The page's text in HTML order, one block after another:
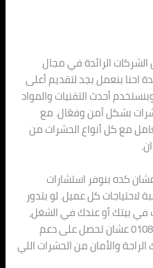
الرائدة في مجال
احنا بنعمل بجد لتقديم أعلى
أحدث التقنيات والمواد
بشكل آمن وفعّال. مع
مع كل أنواع الحشرات من
عشان كده بنوفر استشارات
لاحتياجات كل عميل. لو بتدور
في بيتك أو عندك في الشغل،
ماتترددش اتصل بينا على 01080892037 عشان تحصل على دعم
والأمان من الحشرات اللي